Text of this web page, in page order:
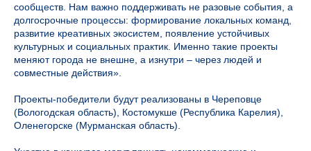
сообществ. Нам важно поддерживать не разовые события, а
долгосрочные процессы: формирование локальных команд,
развитие креативных экосистем, появление устойчивых
культурных и социальных практик. Именно такие проекты
меняют города не внешне, а изнутри – через людей и
совместные действия».
Проекты-победители будут реализованы в Череповце
(Вологодская область), Костомукше (Республика Карелия),
Оленегорске (Мурманская область).